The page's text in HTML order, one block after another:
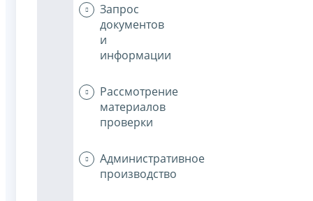
Запрос
документов
и
информации
Рассмотрение
материалов
проверки
Административное
производство